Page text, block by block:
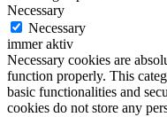
Necessary
Necessary
immer aktiv
Necessary cookies are
function properly. This
basic functionalities and
cookies do not store any